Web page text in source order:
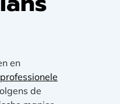
en
professionele
de